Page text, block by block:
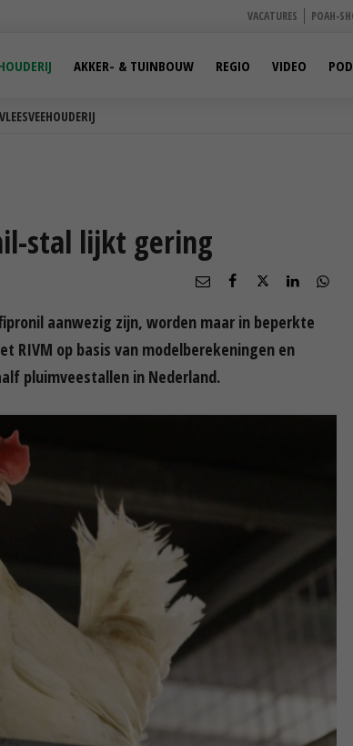
VACATURES POAH-
VLEESVEEHOUDERIJ
AKKER- & TUINBOUW REGIO VIDEO
stal lijkt gering
aanwezig zijn, worden maar in beperkte
RIVM op basis van modelberekeningen en
pluimveestallen in Nederland.